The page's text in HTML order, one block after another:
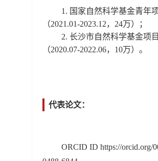
1. 国家自然科学基金青年
（2021.01-2023.12，24万）；
2. 长沙市自然科学基金项目
（2020.07-2022.06，10万）。
代表论文：
ORCID ID https://orcid.org/